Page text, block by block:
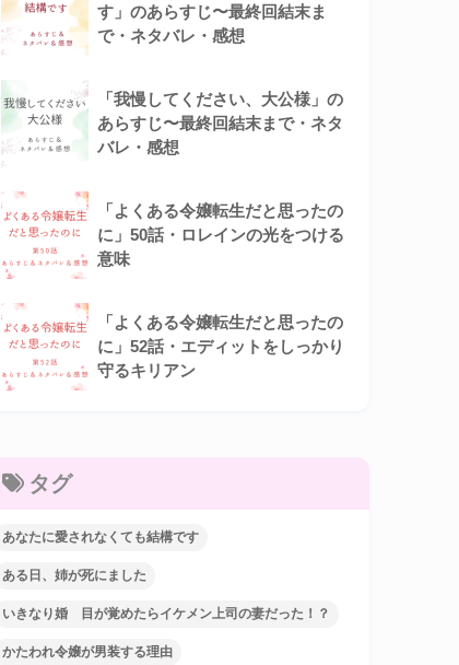
す」のあらすじ〜最終回結末ま
で・ネタバレ・感想
「我慢してください、大公様」の
あらすじ〜最終回結末まで・ネタ
バレ・感想
「よくある令嬢転生だと思ったの
に」50話・ロレインの光をつける
意味
「よくある令嬢転生だと思ったの
に」52話・エディットをしっかり
守るキリアン
タグ
あなたに愛されなくても結構です
ある日、姉が死にました
いきなり婚 目が覚めたらイケメン上司の妻だった！？
かたわれ令嬢が男装する理由